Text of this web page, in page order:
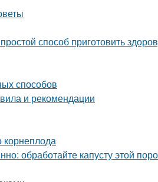
способ приготовить
способов
и рекомендации
обработайте капусту этой